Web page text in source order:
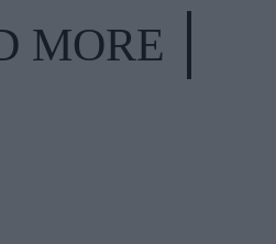
MORE